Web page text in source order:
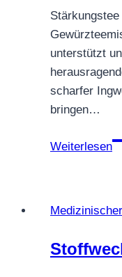
unterstützt
scharfer
bringen…
Weiterlesen